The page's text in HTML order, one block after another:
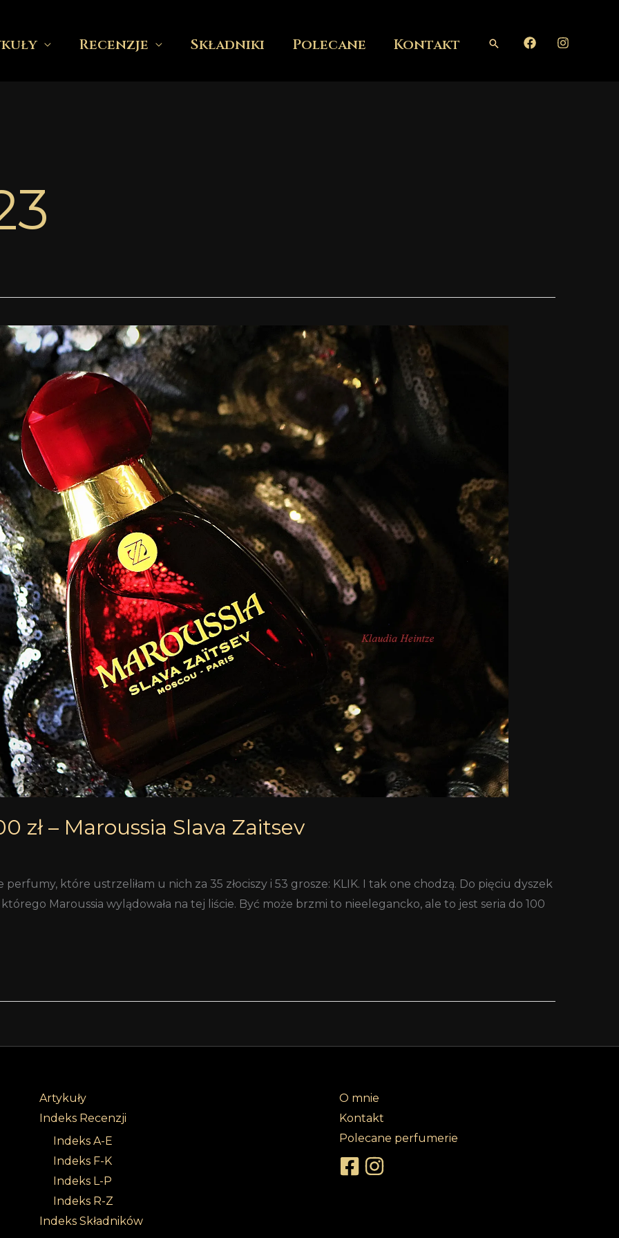
Recenzje Składniki Polecane Kontakt Szukaj
zł – Maroussia Slava Zaitsev
które ustrzeliłam u nich za 35 złociszy i 53 grosze: KLIK. I tak one chodzą. Do pięciu dyszek
Maroussia wylądowała na tej liście. Być może brzmi to nieelegancko, ale to jest seria do 100
Artykuły
Indeks Recenzji
Indeks A-E
Indeks F-K
Indeks L-P
Indeks R-Z
Indeks Składników
O mnie
Kontakt
Polecane perfumerie